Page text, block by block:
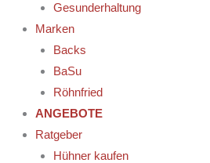
Gesunderhaltung
Marken
Backs
BaSu
Röhnfried
ANGEBOTE
Ratgeber
Hühner kaufen